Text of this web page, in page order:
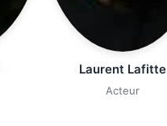
Laurent Lafitte
Acteur